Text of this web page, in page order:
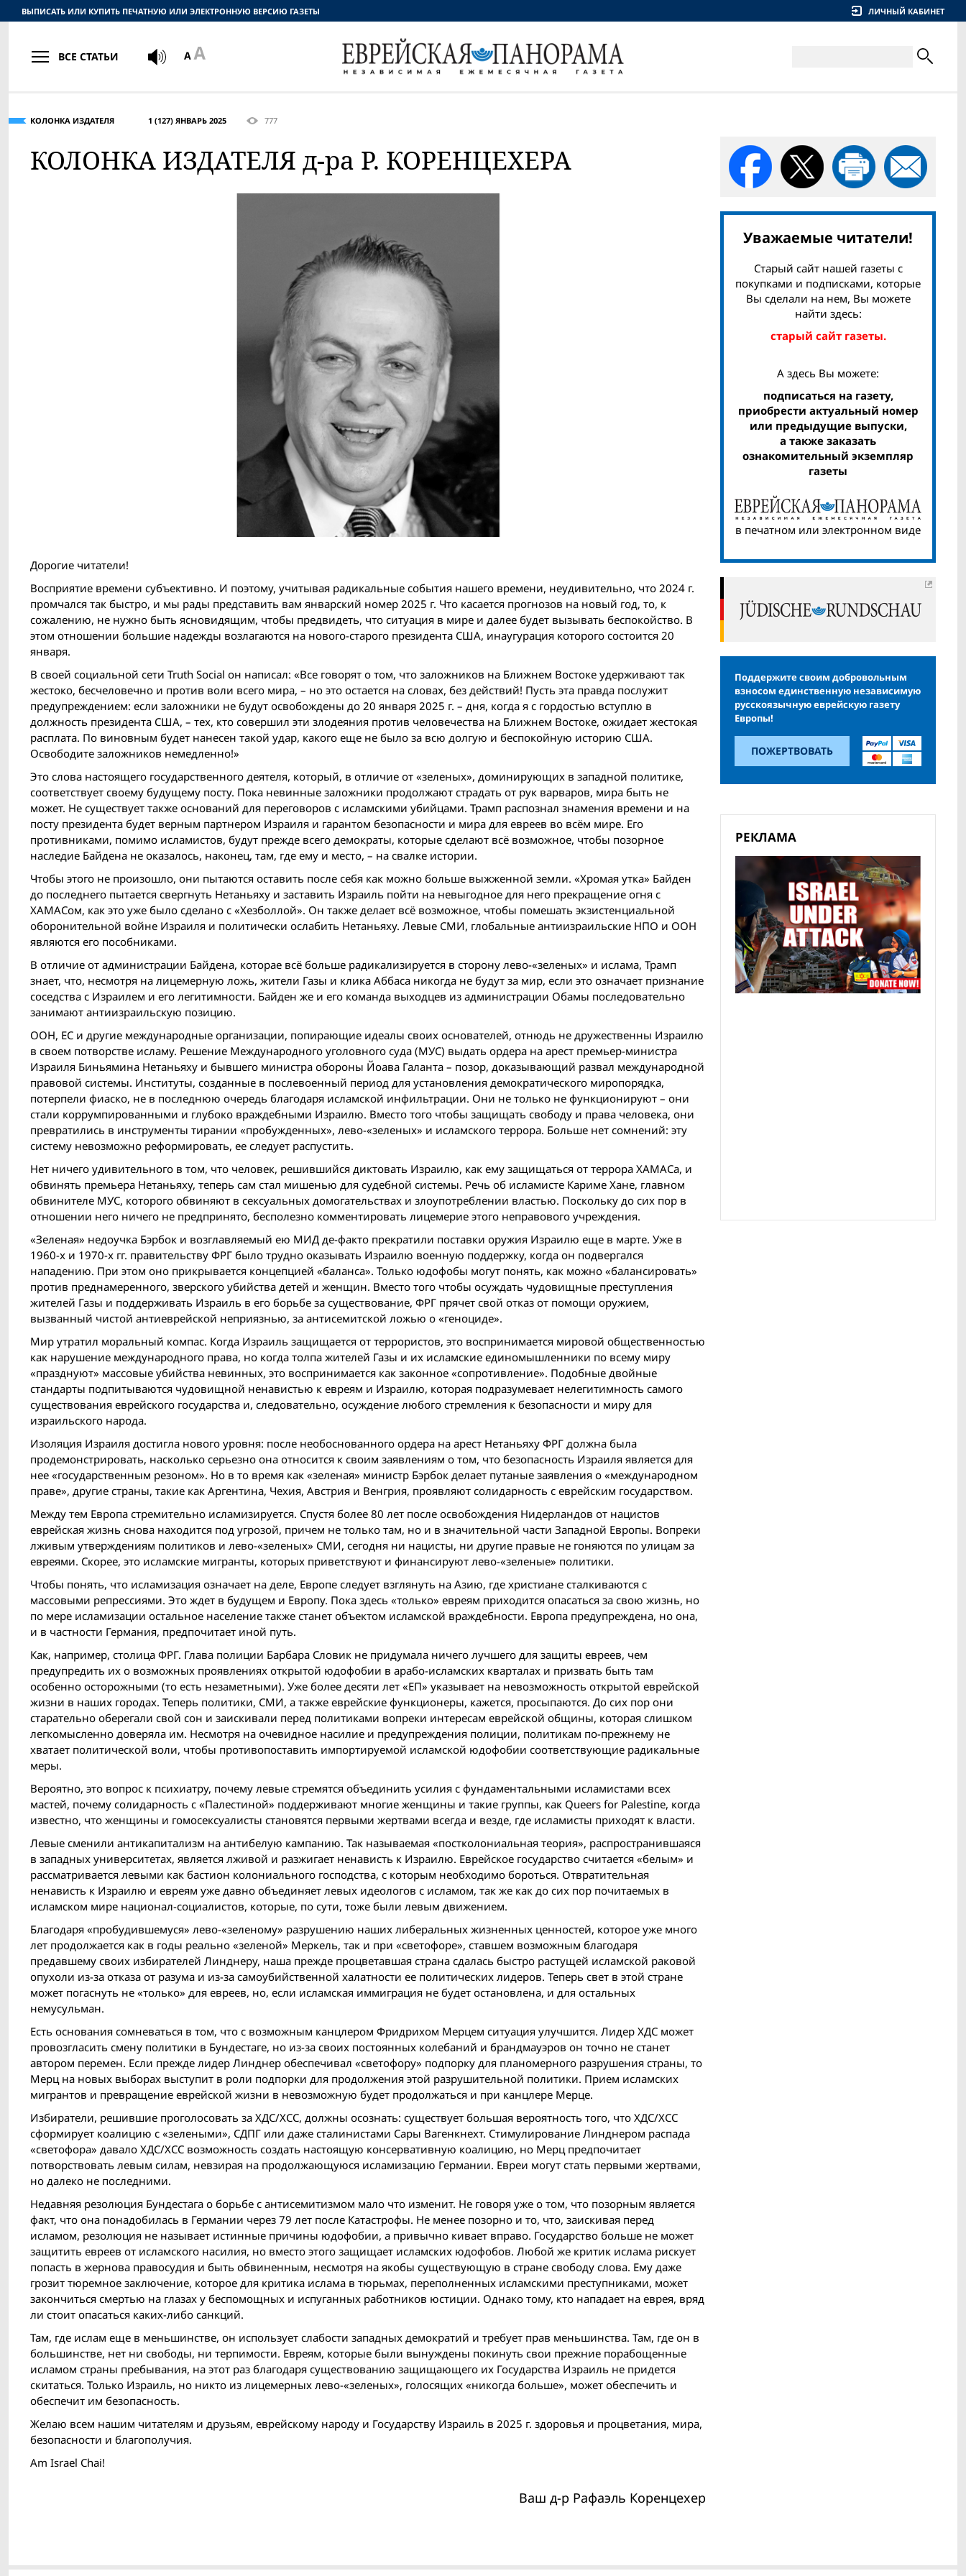
КОЛОНКА ИЗДАТЕЛЯ 1 (127) ЯНВАРЬ 2025 777
КОЛОНКА ИЗДАТЕЛЯ д-ра Р. КОРЕНЦЕХЕРА
Дорогие читатели!
Восприятие времени субъективно. И поэтому, учитывая радикальные события нашего времени, неудивительно, что 2024 г.
промчался так быстро, и мы рады представить вам январский номер 2025 г. Что касается прогнозов на новый год, то, к
сожалению, не нужно быть ясновидящим, чтобы предвидеть, что ситуация в мире и далее будет вызывать беспокойство. В
этом отношении большие надежды возлагаются на нового-старого президента США, инаугурация которого состоится 20
января.
В своей социальной сети Truth Social он написал: «Все говорят о том, что заложников на Ближнем Востоке удерживают так
жестоко, бесчеловечно и против воли всего мира, – но это остается на словах, без действий! Пусть эта правда послужит
предупреждением: если заложники не будут освобождены до 20 января 2025 г. – дня, когда я с гордостью вступлю в
должность президента США, – тех, кто совершил эти злодеяния против человечества на Ближнем Востоке, ожидает жестокая
расплата. По винов­ным будет нанесен такой удар, какого еще не было за всю долгую и беспокойную историю США.
Освободите заложников немедленно!»
Это слова настоящего государственного деятеля, который, в отличие от «зеленых», доминирующих в западной политике,
соответствует своему будущему посту. Пока невинные заложники продолжают страдать от рук варваров, мира быть не
может. Не существует также оснований для переговоров с исламскими убийцами. Трамп распознал знамения времени и на
посту президента будет верным партнером Израиля и гарантом безопасности и мира для евреев во всём мире. Его
противниками, помимо исламистов, будут прежде всего демократы, которые сделают всё возможное, чтобы позорное
наследие Байдена не оказалось, наконец, там, где ему и место, – на свалке истории.
Чтобы этого не произошло, они пытаются оставить после себя как можно больше выжженной земли. «Хромая утка» Байден
до последнего пытается свергнуть Нетаньяху и заставить Израиль пойти на невыгодное для него прекращение огня с
ХАМАСом, как это уже было сделано с «Хезболлой». Он также делает всё возможное, чтобы помешать экзистенциальной
оборонительной войне Израиля и политически ослабить Нетаньяху. Левые СМИ, глобальные антиизраильские НПО и ООН
являются его пособниками.
В отличие от администрации Байдена, которае всё больше радикализируется в сторону лево-«зеленых» и ислама, Трамп
знает, что, несмотря на лицемерную ложь, жители Газы и клика Аббаса никогда не будут за мир, если это означает признание
соседства с Израилем и его легитимности. Байден же и его команда выходцев из администрации Обамы последовательно
занимают антиизраильскую позицию.
ООН, ЕС и другие международные организации, попирающие идеалы своих основателей, отнюдь не дружественны Израилю
в своем потворстве исламу. Решение Международного уголовного суда (МУС) выдать ордера на арест премьер-министра
Израиля Биньямина Нетаньяху и бывшего министра обороны Йоава Галанта – позор, доказывающий развал международной
правовой системы. Институты, созданные в послевоенный период для установления демократического миропорядка,
потерпели фиаско, не в последнюю очередь благодаря исламской инфильтрации. Они не только не функционируют – они
стали коррумпированными и глубоко враждебными Израилю. Вместо того чтобы защищать свободу и права человека, они
превратились в инструменты тирании «пробужденных», лево-«зеленых» и исламского террора. Больше нет сомнений: эту
систему невозможно реформировать, ее следует распустить.
Нет ничего удивительного в том, что человек, решившийся диктовать Израилю, как ему защищаться от террора ХАМАСа, и
обвинять премьера Нетаньяху, теперь сам стал мишенью для судебной системы. Речь об исламисте Кариме Хане, главном
обвинителе МУС, которого обвиняют в сексуальных домогательствах и злоупотреблении властью. Поскольку до сих пор в
отношении него ничего не предпринято, бесполезно комментировать лицемерие этого неправового учреждения.
«Зеленая» недоучка Бэрбок и возглавляемый ею МИД де-факто прекратили поставки оружия Израилю еще в марте. Уже в
1960-х и 1970-х гг. правительству ФРГ было трудно оказывать Израилю военную поддержку, когда он подвергался
нападению. При этом оно прикрывается концепцией «баланса». Только юдофобы могут понять, как можно «балансировать»
против преднамеренного, зверского убийства детей и женщин. Вместо того чтобы осуждать чудовищные преступления
жителей Газы и поддерживать Израиль в его борьбе за существование, ФРГ прячет свой отказ от помощи оружием,
вызванный чистой антиеврейской неприязнью, за антисемитской ложью о «геноциде».
Мир утратил моральный компас. Когда Израиль защищается от террористов, это воспринимается мировой общественностью
как нарушение международного права, но когда толпа жителей Газы и их исламские единомышленники по всему миру
«празднуют» массовые убийства невинных, это воспринимается как законное «сопротивление». Подобные двойные
стандарты подпитываются чудовищной ненавистью к евреям и Израилю, которая подразумевает нелегитимность самого
существования еврейского государства и, следовательно, осуждение любого стремления к безопасности и миру для
израильского народа.
Изоляция Израиля достигла нового уровня: после необоснованного ордера на арест Нетаньяху ФРГ должна была
продемонстрировать, насколько серьезно она относится к своим заявлениям о том, что безопасность Израиля является для
нее «государственным резоном». Но в то время как «зеленая» министр Бэрбок делает путаные заявления о «международном
праве», другие страны, такие как Аргентина, Чехия, Австрия и Венгрия, проявляют солидарность с еврейским государством.
Между тем Европа стремительно исламизируется. Спустя более 80 лет после освобождения Нидерландов от нацистов
еврейская жизнь снова находится под угрозой, причем не только там, но и в значительной части Западной Европы. Вопреки
лживым утверждениям политиков и лево-«зеленых» СМИ, сегодня ни нацисты, ни другие правые не гоняются по улицам за
евреями. Скорее, это исламские мигранты, которых приветствуют и финансируют лево-«зеленые» политики.
Чтобы понять, что исламизация означает на деле, Европе следует взглянуть на Азию, где христиане сталкиваются с
массовыми репрессиями. Это ждет в будущем и Европу. Пока здесь «только» евреям приходится опасаться за свою жизнь, но
по мере исламизации остальное население также станет объектом исламской враждебности. Европа предупреждена, но она,
и в частности Германия, предпочитает иной путь.
Как, например, столица ФРГ. Глава полиции Барбара Словик не придумала ничего лучшего для защиты евреев, чем
предупредить их о возможных проявлениях открытой юдофобии в арабо-исламских кварталах и призвать быть там
особенно осторожными (то есть незаметными). Уже более десяти лет «ЕП» указывает на невозможность открытой еврейской
жизни в наших городах. Теперь политики, СМИ, а также еврейские функционеры, кажется, просыпаются. До сих пор они
старательно оберегали свой сон и заискивали перед политиками вопреки интересам еврейской общины, которая слишком
легкомысленно доверяла им. Несмотря на очевидное насилие и предупреждения полиции, политикам по-прежнему не
хватает политической воли, чтобы противопоставить импортируемой исламской юдофобии соответствующие радикальные
меры.
Вероятно, это вопрос к психиатру, почему левые стремятся объединить усилия с фундаментальными исламистами всех
мастей, почему солидарность с «Палестиной» поддерживают многие женщины и такие группы, как Queers for Palestine, когда
известно, что женщины и гомосексуалисты становятся первыми жертвами всегда и везде, где исламисты приходят к власти.
Левые сменили антикапитализм на антибелую кампанию. Так называемая «постколониальная теория», распространившаяся
в западных университетах, является лживой и разжигает ненависть к Израилю. Еврейское государство считается «белым» и
рассматривается левыми как бастион колониального господства, с которым необходимо бороться. Отвратительная
ненависть к Израилю и евреям уже давно объединяет левых идеологов с исламом, так же как до сих пор почитаемых в
исламском мире национал-социалистов, которые, по сути, тоже были левым движением.
Благодаря «пробудившемуся» лево-«зеленому» разрушению наших либеральных жизненных ценностей, которое уже много
лет продолжается как в годы реально «зеленой» Меркель, так и при «светофоре», ставшем возможным благодаря
предавшему своих избирателей Линднеру, наша прежде процветавшая страна сдалась быстро растущей исламской раковой
опухоли из-за отказа от разума и из-за самоубийственной халатности ее политических лидеров. Теперь свет в этой стране
может погаснуть не «только» для евреев, но, если исламская иммиграция не будет остановлена, и для остальных
немусульман.
Есть основания сомневаться в том, что с возможным канцлером Фридрихом Мерцем ситуация улучшится. Лидер ХДС может
провозгласить смену политики в Бундестаге, но из-за своих постоянных колебаний и брандмауэров он точно не станет
автором перемен. Если прежде лидер Линднер обеспечивал «светофору» подпорку для планомерного разрушения страны, то
Мерц на новых выборах выступит в роли подпорки для продолжения этой разрушительной политики. Прием исламских
мигрантов и превращение еврейской жизни в невозможную будет продолжаться и при канцлере Мерце.
Избиратели, решившие проголосовать за ХДС/ХСС, должны осознать: существует большая вероятность того, что ХДС/ХСС
сформирует коалицию с «зелеными», СДПГ или даже сталинистами Сары Вагенкнехт. Стимулирование Линднером распада
«светофора» давало ХДС/ХСС возможность создать настоящую консервативную коалицию, но Мерц предпочитает
потворствовать левым силам, невзирая на продолжающуюся исламизацию Германии. Евреи могут стать первыми жертвами,
но далеко не последними.
Недавняя резолюция Бундестага о борьбе с антисемитизмом мало что изменит. Не говоря уже о том, что позорным является
факт, что она понадобилась в Германии через 79 лет после Катастрофы. Не менее позорно и то, что, заискивая перед
исламом, резолюция не называет истинные причины юдофобии, а привычно кивает вправо. Государство больше не может
защитить евреев от исламского насилия, но вместо этого защищает исламских юдофобов. Любой же критик ислама рискует
попасть в жернова правосудия и быть обвиненным, несмотря на якобы существующую в стране свободу слова. Ему даже
грозит тюремное заключение, которое для критика ислама в тюрьмах, переполненных исламскими преступниками, может
закончиться смертью на глазах у беспомощных и испуганных работников юстиции. Однако тому, кто нападает на еврея, вряд
ли стоит опасаться каких-либо санкций.
Там, где ислам еще в меньшинстве, он использует слабости западных демократий и требует прав меньшинства. Там, где он в
большинстве, нет ни свободы, ни терпимости. Евреям, которые были вынуждены покинуть свои прежние порабощенные
исламом страны пребывания, на этот раз благодаря существованию защищающего их Государства Израиль не придется
скитаться. Только Израиль, но никто из лицемерных лево-«зеленых», голосящих «никогда больше», может обеспечить и
обеспечит им безопасность.
Желаю всем нашим читателям и друзьям, еврейскому народу и Государству Израиль в 2025 г. здоровья и процветания, мира,
безопасности и благополучия.
Am Israel Chai!
Ваш д-р Рафаэль Коренцехер
Уважаемые читатели!
Старый сайт нашей газеты с
покупками и подписками, которые
Вы сделали на нем, Вы можете
найти здесь:
старый сайт газеты.
А здесь Вы можете:
подписаться на газету,
приобрести актуальный номер
или предыдущие выпуски,
а также заказать
ознакомительный экземпляр
газеты
в печатном или электронном виде
Поддержите своим добровольным
взносом единственную независимую
русскоязычную еврейскую газету
Европы!
ПОЖЕРТВОВАТЬ
РЕКЛАМА
ВЫПИСАТЬ ИЛИ КУПИТЬ ПЕЧАТНУЮ ИЛИ ЭЛЕКТРОННУЮ ВЕРСИЮ ГАЗЕТЫ ЛИЧНЫЙ КАБИНЕТ
ВСЕ СТАТЬИ